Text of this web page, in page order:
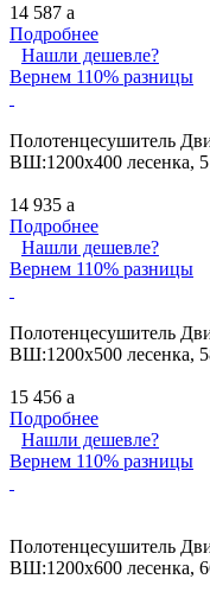
14 587 a
Подробнее
Нашли дешевле?
Вернем 110% разницы
Полотенцесушитель
ВШ:1200х400 лесенка,
14 935 a
Подробнее
Нашли дешевле?
Вернем 110% разницы
Полотенцесушитель
ВШ:1200х500 лесенка,
15 456 a
Подробнее
Нашли дешевле?
Вернем 110% разницы
Полотенцесушитель
ВШ:1200х600 лесенка,